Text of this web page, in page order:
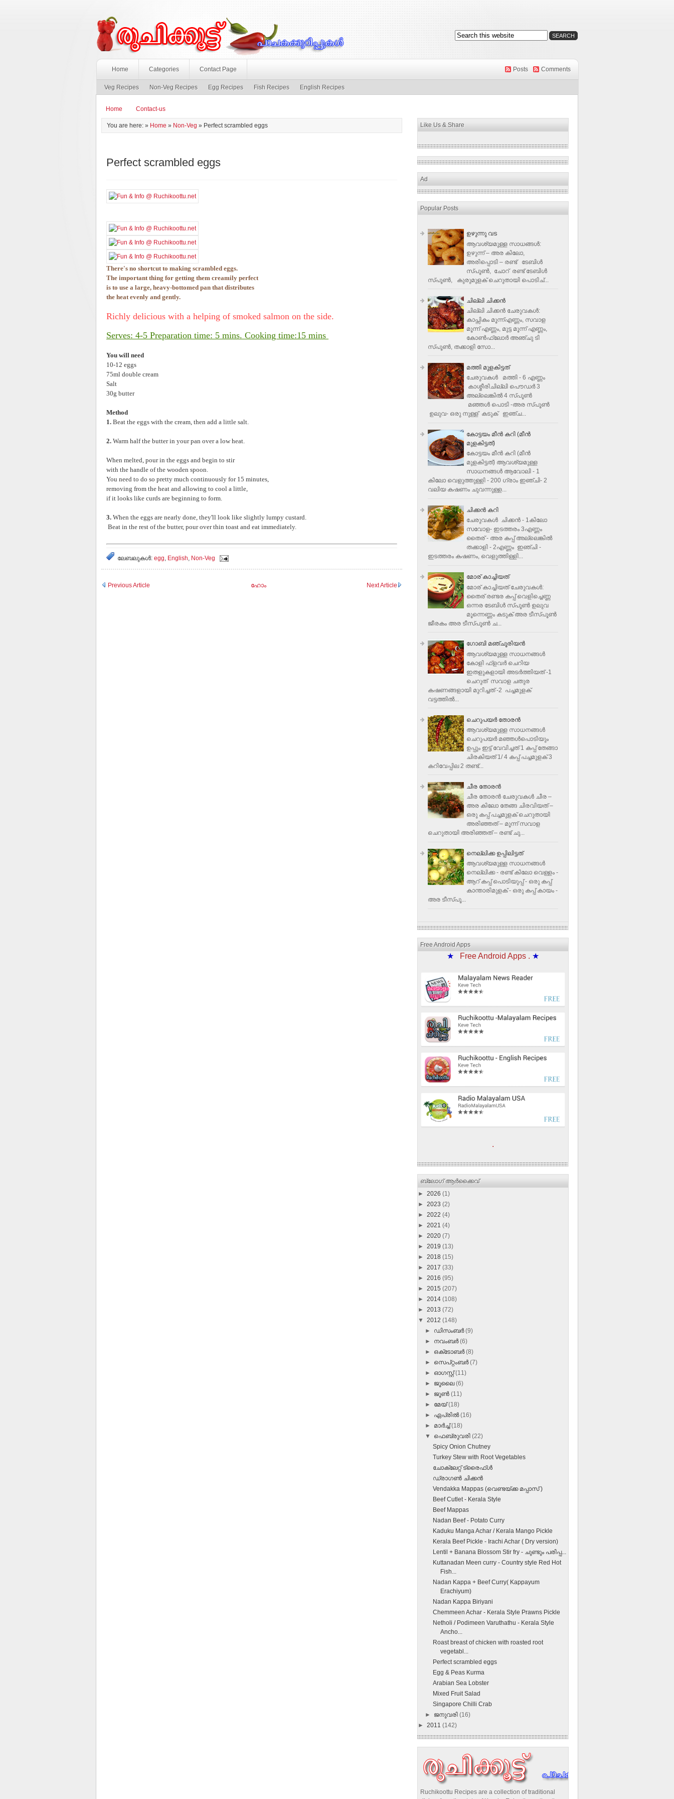
Home Categories Contact Page Posts Comments
Veg Recipes Non-Veg Recipes Egg Recipes Fish Recipes English Recipes
Home Contact-us
You are here: » Home » Non-Veg » Perfect scrambled eggs
Perfect scrambled eggs
There's no shortcut to making scrambled eggs.
The important thing for getting them creamily perfect
is to use a large, heavy-bottomed pan that distributes
the heat evenly and gently.
Richly delicious with a helping of smoked salmon on the side.
Serves: 4-5 Preparation time: 5 mins. Cooking time:15 mins
You will need
10-12 eggs
75ml double cream
Salt
30g butter
Method
1. Beat the eggs with the cream, then add a little salt.
2. Warm half the butter in your pan over a low heat.
When melted, pour in the eggs and begin to stir
with the handle of the wooden spoon.
You need to do so pretty much continuously for 15 minutes,
removing from the heat and allowing to cool a little,
if it looks like curds are beginning to form.
3. When the eggs are nearly done, they'll look like slightly lumpy custard.
Beat in the rest of the butter, pour over thin toast and eat immediately.
ലേബലുകള്‍: egg, English, Non-Veg
Previous Article Next Article
ഹോം
Like Us & Share
Ad
Popular Posts
ഉഴുന്നു വട
ആവശ്യമുള്ള സാധങ്ങൾ:
ഉഴുന്ന് – അര കിലോ,
അരിപ്പൊടി – രണ്ട് ടേബിൾ
സ്പൂൺ, ചോറ് രണ്ട് ടേബിള്‍
സ്പൂണ്‍, കുരുമുളക് ചെറുതായി പൊടിച്...
ചില്ലി ചിക്കൻ
ചില്ലി ചിക്കൻ ചേരുവകള്‍:
കാപ്സികം മൂന്ന്എണ്ണം, സവാള
മൂന്ന് എണ്ണം, മുട്ട മൂന്ന് എണ്ണം,
കോണ്‍ഫ്ലോര്‍ അഞ്ചു ടി
സ്പൂണ്‍, തക്കാളി സോ...
മത്തി മുളകിട്ടത്
ചേരുവകൾ മത്തി - 6 എണ്ണം
കാശ്മീരിചില്ലി പൌഡർ 3
അല്ലെങ്കിൽ 4 സ്പൂണ്‍
മഞ്ഞൾ പൊടി -അര സ്പൂണ്‍
ഉലുവ- ഒരു നുള്ള് കടുക് ഇഞ്ച...
കോട്ടയം മീന്‍ കറി (മീന്‍
മുളകിട്ടത്‌)
കോട്ടയം മീന്‍ കറി (മീന്‍
മുളകിട്ടത്‌) ആവശ്യമുള്ള
സാധനങ്ങള്‍ ആവോലി - 1
കിലോ വെളുത്തുള്ളി - 200 ഗ്രാം ഇഞ്ചി- 2
വലിയ കഷണം ചുവന്നുള്ള...
ചിക്കന്‍ കറി
ചേരുവകൾ ചിക്കന്‍ - 1കിലോ
സവോള- ഇടത്തരം 3എണ്ണം
തൈര് - അര കപ്പ്‌ അല്ലെങ്കില്‍
തക്കാളി - 2എണ്ണം ഇഞ്ചി -
ഇടത്തരം കഷണം, വെളുത്തിള്ളി...
മോര് കാച്ചിയത്
മോര് കാച്ചിയത് ചേരുവകള്‍‌:
തൈര് രണ്ടര കപ്പ് വെളിച്ചെണ്ണ
ഒന്നര ടേബിള്‍ സ്പൂണ്‍ ഉലുവ
മൂന്നെണ്ണം കടുക് അര ടീസ്പൂണ്‍
ജീരകം അര ടീസ്പൂണ്‍ ച...
ഗോബി മഞ്ചൂരിയന്‍
ആവശ്യമുള്ള സാധനങ്ങൾ
കോളി ഫ്ളവര്‍ ചെറിയ
ഇതളുകളായി അടര്‍ത്തിയത് -1
ചെറുത് സവാള ചതുര
കഷണങ്ങളായി മുറിച്ചത് -2 പച്ചമുളക്
വട്ടത്തില്‍...
ചെറുപയർ തോരൻ
ആവശ്യമുള്ള സാധനങ്ങൾ
ചെറുപയർ മഞ്ഞൾപൊടിയും
ഉപ്പും ഇട്ട് വേവിച്ചത് 1 കപ്പ് തേങ്ങാ
ചിരകിയത് 1/ 4 കപ്പ് പച്ചമുളക് 3
കറിവേപ്പില 2 തണ്ട്...
ചീര തോരന്‍
ചീര തോരന്‍ ചേരുവകള്‍ ചീര –
അര കിലോ തേങ്ങ ചിരവിയത് –
ഒരു കപ്പ് പച്ചമുളക് ചെറുതായി
അരിഞ്ഞത് – മൂന്ന് സവാള
ചെറുതായി അരിഞ്ഞത് – രണ്ട് ചു...
നെല്ലിക്ക ഉപ്പിലിട്ടത്
ആവശ്യമുള്ള സാധനങ്ങള്‍
നെല്ലിക്ക - രണ്ട് കിലോ വെള്ളം -
ആറ് കപ്പ് പൊടിയുപ്പ് - ഒരു കപ്പ്
കാന്താരിമുളക് - ഒരു കപ്പ് കായം -
അര ടീസ്പൂ...
Free Android Apps
★ Free Android Apps . ★
.
ബ്ലോഗ് ആര്‍ക്കൈവ്
► 2026 (1)
► 2023 (2)
► 2022 (4)
► 2021 (4)
► 2020 (7)
► 2019 (13)
► 2018 (15)
► 2017 (33)
► 2016 (95)
► 2015 (207)
► 2014 (108)
► 2013 (72)
▼ 2012 (148)
► ഡിസംബർ(9)
► നവംബർ(6)
► ഒക്‌ടോബർ(8)
► സെപ്റ്റംബർ(7)
► ഓഗസ്റ്റ്(11)
► ജൂലൈ(6)
► ജൂൺ(11)
► മേയ്(18)
► ഏപ്രിൽ(16)
► മാർച്ച്(18)
▼ ഫെബ്രുവരി(22)
Spicy Onion Chutney
Turkey Stew with Root Vegetables
ചോക്ലേറ്റ് ട്രൈഫ്ള്‍
ഡ്രാഗണ്‍ ചിക്കന്‍
Vendakka Mappas (വെണ്ടയ്ക്ക മപ്പാസ് )
Beef Cutlet - Kerala Style
Beef Mappas
Nadan Beef - Potato Curry
Kaduku Manga Achar / Kerala Mango Pickle
Kerala Beef Pickle - Irachi Achar ( Dry version)
Lentil + Banana Blossom Stir fry - ചുണ്ടും പരിപ്പ...
Kuttanadan Meen curry - Country style Red Hot
Fish...
Nadan Kappa + Beef Curry( Kappayum
Erachiyum)
Nadan Kappa Biriyani
Chemmeen Achar - Kerala Style Prawns Pickle
Netholi / Podimeen Varuthathu - Kerala Style
Ancho...
Roast breast of chicken with roasted root
vegetabl...
Perfect scrambled eggs
Egg & Peas Kurma
Arabian Sea Lobster
Mixed Fruit Salad
Singapore Chilli Crab
► ജനുവരി(16)
► 2011 (142)
Ruchikoottu Recipes are a collection of traditional